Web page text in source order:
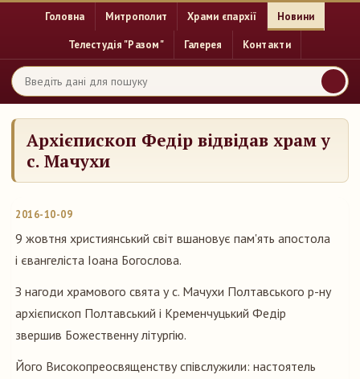
Головна Митрополит Храми єпархії Новини
Телестудія "Разом" Галерея Контакти
Архієпископ Федір відвідав храм у
с. Мачухи
2016-10-09
9 жовтня християнський світ вшановує пам'ять апостола
і євангеліста Іоана Богослова.
З нагоди храмового свята у с. Мачухи Полтавського р-ну
архієпископ Полтавський і Кременчуцький Федір
звершив Божественну літургію.
Його Високопреосвященству співслужили: настоятель